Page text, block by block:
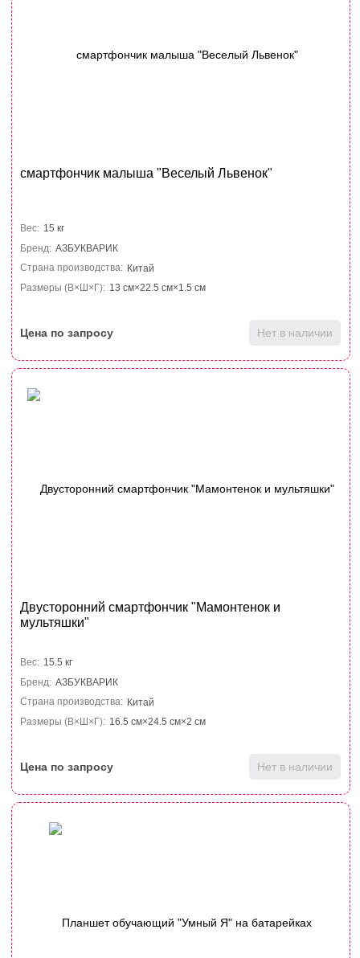
смартфончик малыша "Веселый Львенок"
Вес: 15 кг
Бренд: АЗБУКВАРИК
Страна производства: Китай
Размеры (В×Ш×Г): 13 см×22.5 см×1.5 см
Цена по запросу Нет в наличии
Двусторонний смартфончик "Мамонтенок и
мультяшки"
Вес: 15.5 кг
Бренд: АЗБУКВАРИК
Страна производства: Китай
Размеры (В×Ш×Г): 16.5 см×24.5 см×2 см
Цена по запросу Нет в наличии